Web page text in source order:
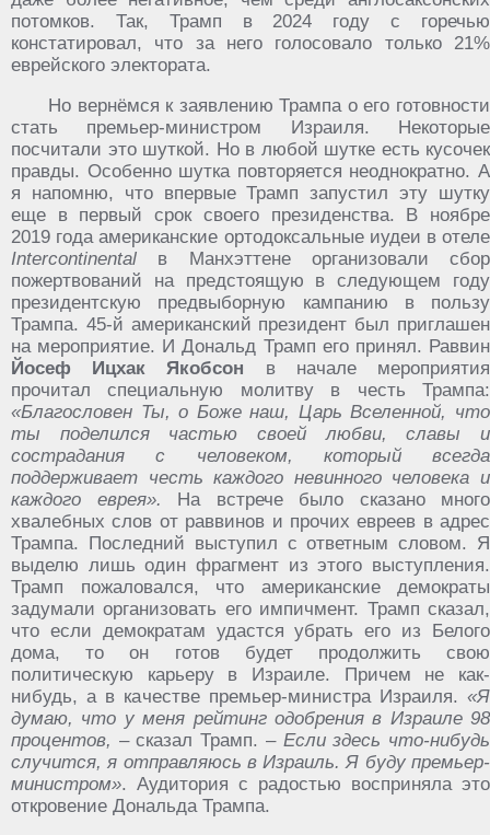
потомков. Так, Трамп в 2024 году с горечью
констатировал, что за него голосовало только 21%
еврейского электората.
Но вернёмся к заявлению Трампа о его готовности
стать премьер-министром Израиля. Некоторые
посчитали это шуткой. Но в любой шутке есть кусочек
правды. Особенно шутка повторяется неоднократно. А
я напомню, что впервые Трамп запустил эту шутку
еще в первый срок своего президенства. В ноябре
2019 года американские ортодоксальные иудеи в отеле
Intercontinental в Манхэттене организовали сбор
пожертвований на предстоящую в следующем году
президентскую предвыборную кампанию в пользу
Трампа. 45-й американский президент был приглашен
на мероприятие. И Дональд Трамп его принял. Раввин
Йосеф Ицхак Якобсон в начале мероприятия
прочитал специальную молитву в честь Трампа:
«Благословен Ты, о Боже наш, Царь Вселенной, что
ты поделился частью своей любви, славы и
сострадания с человеком, который всегда
поддерживает честь каждого невинного человека и
каждого еврея». На встрече было сказано много
хвалебных слов от раввинов и прочих евреев в адрес
Трампа. Последний выступил с ответным словом. Я
выделю лишь один фрагмент из этого выступления.
Трамп пожаловался, что американские демократы
задумали организовать его импичмент. Трамп сказал,
что если демократам удастся убрать его из Белого
дома, то он готов будет продолжить свою
политическую карьеру в Израиле. Причем не как-
нибудь, а в качестве премьер-министра Израиля. «Я
думаю, что у меня рейтинг одобрения в Израиле 98
процентов, – сказал Трамп. – Если здесь что-нибудь
случится, я отправляюсь в Израиль. Я буду премьер-
министром». Аудитория с радостью восприняла это
откровение Дональда Трампа.